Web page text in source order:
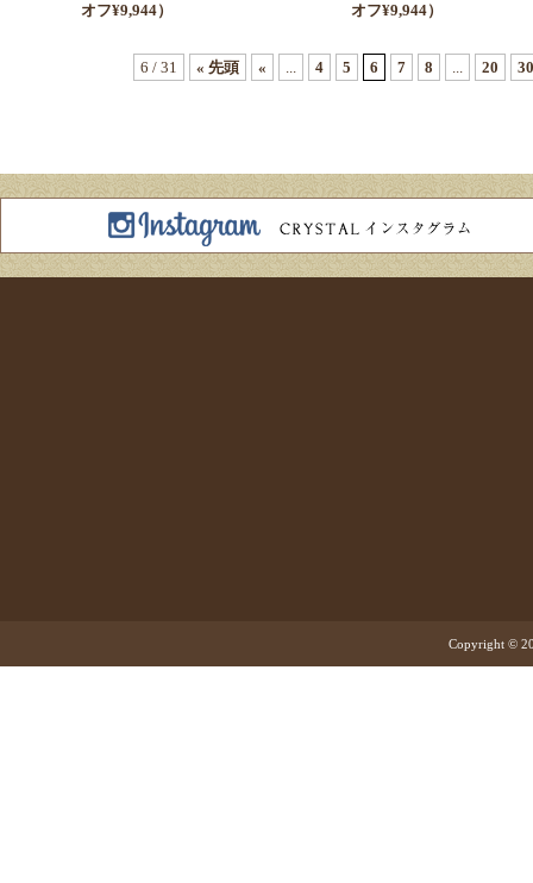
オフ¥9,944）
オフ¥9,944）
6 / 31 « 先頭 « ... 4 5 6 7 8 ... 20 30
Copyright ©